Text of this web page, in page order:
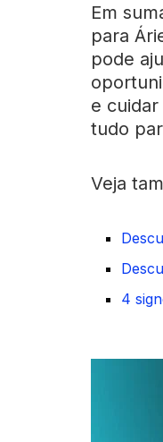
Em
para
pode
e
tudo
Veja
4